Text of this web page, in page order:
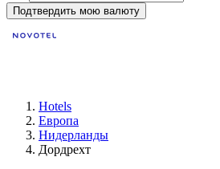
Подтвердить мою валюту
Hotels
Европа
Нидерланды
Дордрехт